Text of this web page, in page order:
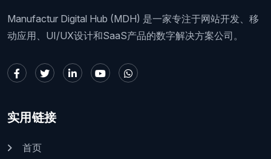
Manufactur Digital Hub (MDH) 是一家专注于网站开发、移
动应用、UI/UX设计和SaaS产品的数字解决方案公司。
实用链接
首页